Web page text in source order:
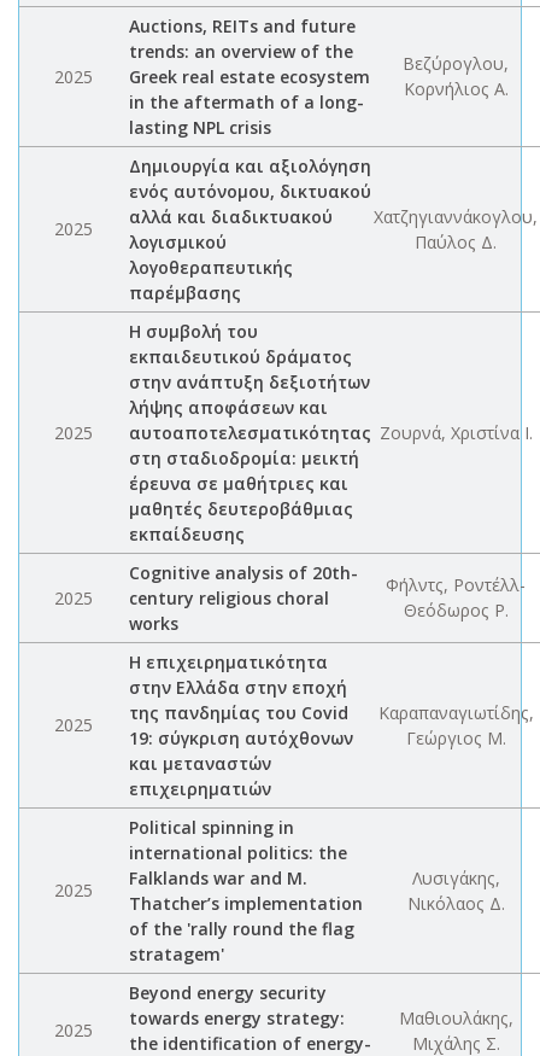
2025
Auctions, REITs and future
trends: an overview of the
Greek real estate ecosystem
in the aftermath of a long-
lasting NPL crisis
Βεζύρογλου,
Κορνήλιος Α.
2025
Δημιουργία και αξιολόγηση
ενός αυτόνομου, δικτυακού
αλλά και διαδικτυακού
λογισμικού
λογοθεραπευτικής
παρέμβασης
Χατζηγιαννάκογλου,
Παύλος Δ.
2025
Η συμβολή του
εκπαιδευτικού δράματος
στην ανάπτυξη δεξιοτήτων
λήψης αποφάσεων και
αυτοαποτελεσματικότητας
στη σταδιοδρομία: μεικτή
έρευνα σε μαθήτριες και
μαθητές δευτεροβάθμιας
εκπαίδευσης
Ζουρνά, Χριστίνα Ι.
2025
Cognitive analysis of 20th-
century religious choral
works
Φήλντς, Ροντέλλ-
Θεόδωρος Ρ.
2025
Η επιχειρηματικότητα
στην Ελλάδα στην εποχή
της πανδημίας του Covid
19: σύγκριση αυτόχθονων
και μεταναστών
επιχειρηματιών
Καραπαναγιωτίδης,
Γεώργιος Μ.
2025
Political spinning in
international politics: the
Falklands war and M.
Thatcher’s implementation
of the 'rally round the flag
stratagem'
Λυσιγάκης,
Νικόλαος Δ.
2025
Beyond energy security
towards energy strategy:
the identification of energy-
Μαθιουλάκης,
Μιχάλης Σ.